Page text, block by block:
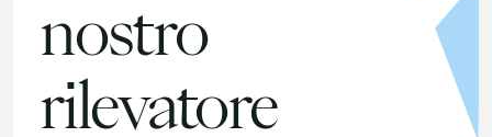
nostro
rilevatore